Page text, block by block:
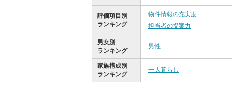
評価項目別
ランキング
物件情報の充実度
担当者の提案力
男女別
ランキング
男性
家族構成別
ランキング
一人暮らし